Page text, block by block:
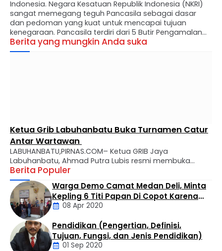
Indonesia. Negara Kesatuan Republik Indonesia (NKRI)
sangat memegang teguh Pancasila sebagai dasar
dan pedoman yang kuat untuk mencapai tujuan
kenegaraan. Pancasila terdiri dari 5 Butir Pengamalan
Pancasila Berdasarkan Ketetapan MPR No.II/MPR/1978
Ketuhanan Yang Maha Esa Kemanusiaan yang adil dan
Berita yang mungkin Anda suka
Ketua Grib Labuhanbatu Buka Turnamen Catur
Antar Wartawan
LABUHANBATU,PIRNAS.COM– Ketua GRIB Jaya
Labuhanbatu, Ahmad Putra Lubis resmi membuka
turnamen catur antar wartawan yang dilaksanakan di
Cafe Marsuo Jalan Aek Tapa Rantauprapat pada
Sabtu pagi (8/8/2026). Turnamen catur ini untuk
menyambut HUT RI ke-81 dan diikuti oleh 42 peserta dari
berbagai media. “Menyambut HUT RI, mari kita
tingkatkan silaturahmi dan sportifitas olahraga,” kata
Putra …
Berita Populer
Daerah
Warga Demo Camat Medan Deli, Minta
Kepling 6 Titi Papan Di Copot Karena
Tak Perduli Sama Warganya
08 Apr 2020
Pendidikan (Pengertian, Definisi,
Tujuan, Fungsi, dan Jenis Pendidikan)
01 Sep 2020